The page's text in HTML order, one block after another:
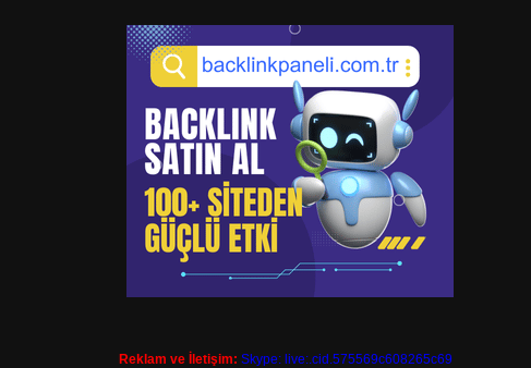
Reklam ve İletişim: Skype: live:.cid.575569c608265c69